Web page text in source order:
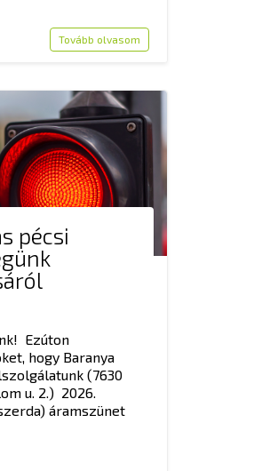
Tovább olvasom
pécsi
Ezúton
hogy Baranya
(7630
u. 2.) 2026.
áramszünet